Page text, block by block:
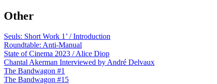
Other
Seuls: Short Work 1’ / Introduction
Roundtable: Anti-Manual
State of Cinema 2023 / Alice Diop
Chantal Akerman Interviewed by André Delvaux
The Bandwagon #1
The Bandwagon #15